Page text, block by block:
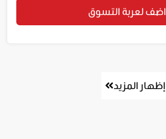
اضف لعربة التسوق
إظهار المزيد